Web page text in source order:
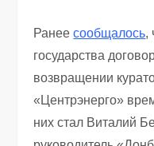
Ранеесообщалось,
государства
возвращении
«Центрэнерго»
них стал Виталий